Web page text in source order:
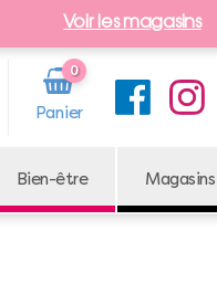
Voir les magasins
0
Arti
cle
Bien-être Magasins